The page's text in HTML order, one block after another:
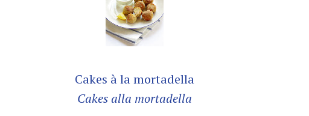
Cakes à la mortadella
Cakes alla mortadella